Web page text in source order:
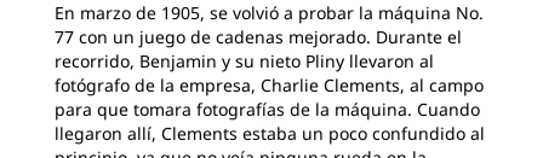
En marzo de 1905, se volvió a probar la máquina No.
77 con un juego de cadenas mejorado. Durante el
recorrido, Benjamin y su nieto Pliny llevaron al
fotógrafo de la empresa, Charlie Clements, al campo
para que tomara fotografías de la máquina. Cuando
llegaron allí, Clements estaba un poco confundido al